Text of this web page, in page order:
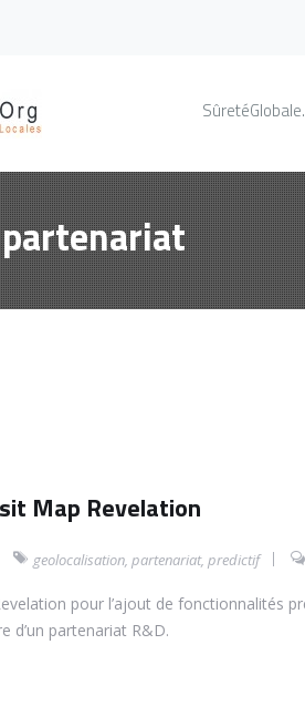
Map Revelation
geolocalisation, partenariat, predictif
pour l’ajout de fonctionnalités
d’un partenariat R&D.